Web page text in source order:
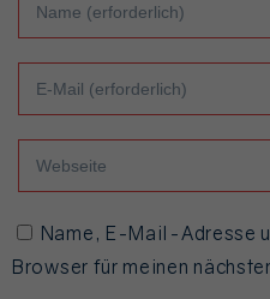
Email
Website
Name, E-Mail-Adresse
Browser für meinen